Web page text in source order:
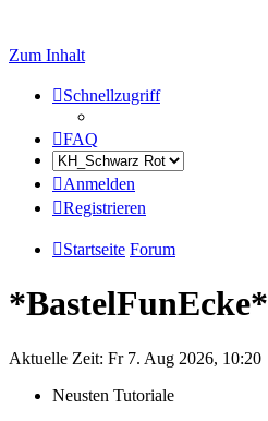
Zum Inhalt
Schnellzugriff
FAQ
Anmelden
Registrieren
Startseite Forum
*BastelFunEcke*
Aktuelle Zeit: Fr 7. Aug 2026, 10:20
Neusten Tutoriale